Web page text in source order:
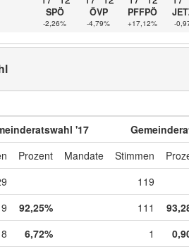
SPÖ
-2,26%
ÖVP
-4,79%
PFFPÖ
+17,12% -
'17
Prozent Mandate Stimmen
119
92,25% 111
8 6,72% 1